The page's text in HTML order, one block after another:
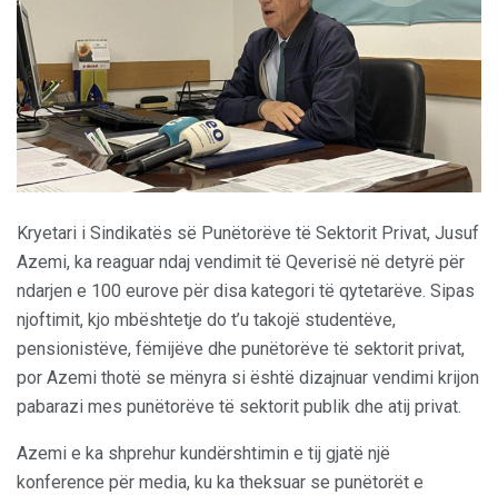
Kryetari i Sindikatës së Punëtorëve të Sektorit Privat, Jusuf
Azemi, ka reaguar ndaj vendimit të Qeverisë në detyrë për
ndarjen e 100 eurove për disa kategori të qytetarëve. Sipas
njoftimit, kjo mbështetje do t’u takojë studentëve,
pensionistëve, fëmijëve dhe punëtorëve të sektorit privat,
por Azemi thotë se mënyra si është dizajnuar vendimi krijon
pabarazi mes punëtorëve të sektorit publik dhe atij privat.
Azemi e ka shprehur kundërshtimin e tij gjatë një
konference për media, ku ka theksuar se punëtorët e